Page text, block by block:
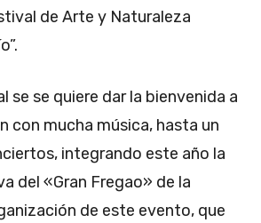
de Arte y Naturaleza
se se quiere dar la bienvenida a
con mucha música, hasta un
integrando este año la
del «Gran Fregao» de la
de este evento, que